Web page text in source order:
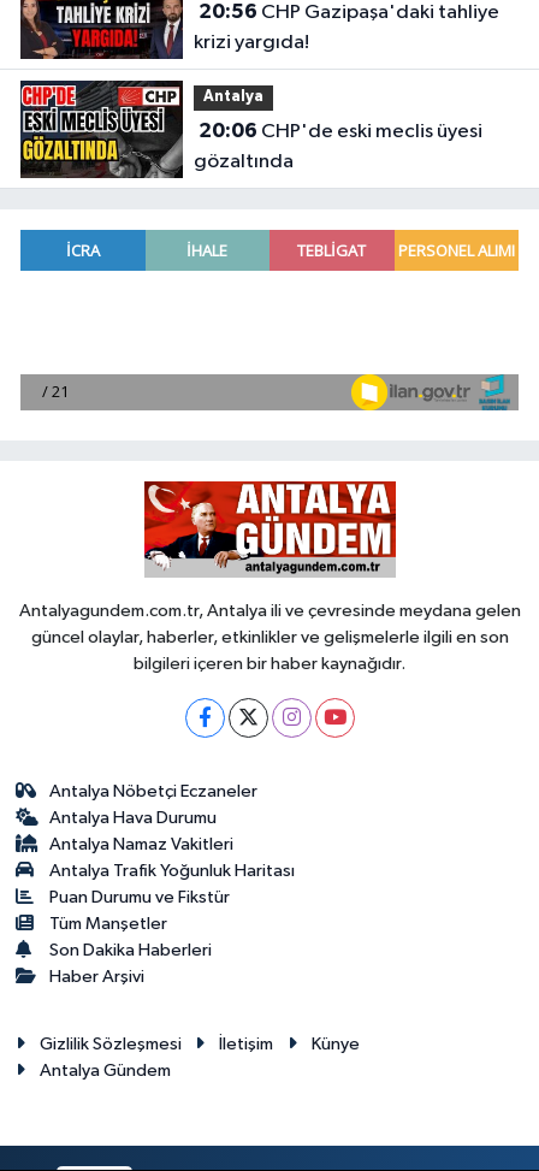
20:56
krizi yargıda!
Antalya
20:06
gözaltında
Antalyagundem.com.tr, Antalya ili ve çevresinde meydana gelen
güncel olaylar, haberler, etkinlikler ve gelişmelerle ilgili en son
bilgileri içeren bir haber kaynağıdır.
Antalya Nöbetçi Eczaneler
Antalya Hava Durumu
Antalya Namaz Vakitleri
Antalya Trafik Yoğunluk Haritası
Puan Durumu ve Fikstür
Tüm Manşetler
Son Dakika Haberleri
Haber Arşivi
Gizlilik Sözleşmesi İletişim
Künye
Antalya Gündem